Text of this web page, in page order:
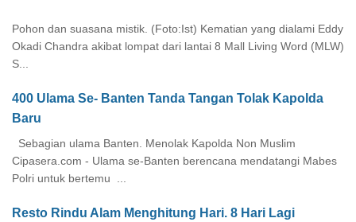
Pohon dan suasana mistik. (Foto:Ist) Kematian yang dialami Eddy
Okadi Chandra akibat lompat dari lantai 8 Mall Living Word (MLW)
S...
400 Ulama Se- Banten Tanda Tangan Tolak Kapolda
Baru
Sebagian ulama Banten. Menolak Kapolda Non Muslim
Cipasera.com - Ulama se-Banten berencana mendatangi Mabes
Polri untuk bertemu ...
Resto Rindu Alam Menghitung Hari. 8 Hari Lagi